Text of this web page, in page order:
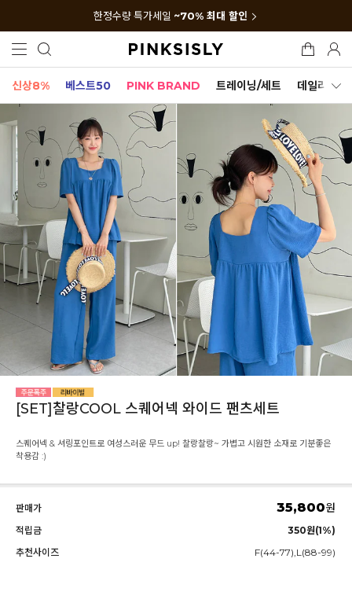
한정수량 특가세일 ~70% 최대 할인
신상8% 베스트50 PINK BRAND 트레이닝/세트 데일리세트
[SET]찰랑COOL 스퀘어넥 와이드 팬츠세트
스퀘어넥 & 셔링포인트로 여성스러운 무드 up! 찰랑찰랑~ 가볍고 시원한 소재로 기분좋은
착용감 :)
판매가 35,800원
적립금
350원(1%)
추천사이즈
F(44-77),L(88-99)